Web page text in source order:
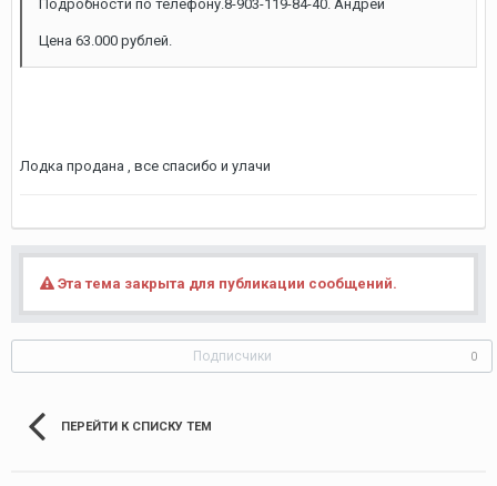
Подробности по телефону.8-903-119-84-40. Андрей
Цена 63.000 рублей.
Лодка продана , все спасибо и улачи
Эта тема закрыта для публикации сообщений.
Подписчики 0
ПЕРЕЙТИ К СПИСКУ ТЕМ